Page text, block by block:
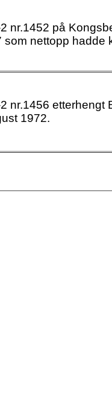
nr.1452 på
som nettopp hadde
nr.1456 etterhengt
1972.